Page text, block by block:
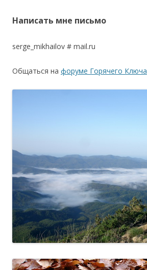
Написать мне письмо
serge_mikhailov # mail.ru
Общаться на форуме Горячего Ключа